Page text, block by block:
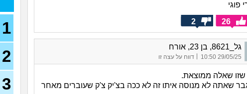
פוגי
26
2
גל_8621, בן 23, אורח
29/05/25 10:50
| דווח על עצה זו
שזו שאלה ממוצאת.
גבר שאתה לא מנוסה איתו זה לא ככה בצ'יק צ'ק שעוברים מאחר
(אל,
-
שוקו,
1
2
3